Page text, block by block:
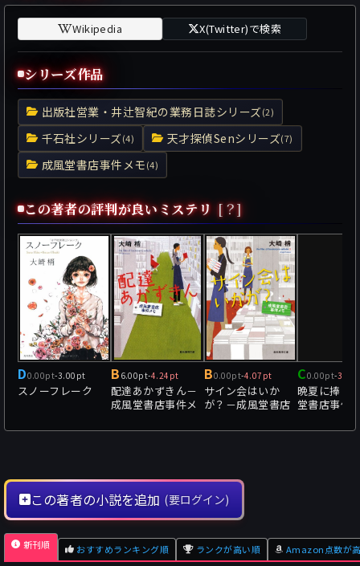
Wikipedia X(Twitter)で検索
シリーズ作品
出版社営業・井辻智紀の業務日誌シリーズ(2)
千石社シリーズ(4) 天才探偵Senシリーズ(7)
成風堂書店事件メモ(4)
この著者の評判が良いミステリ [？]
D0.00pt-3.00pt
スノーフレーク
B 6.00pt-4.24pt
配達あかずきん－
成風堂書店事件メ
B0.00pt-4.07pt
サイン会はいか
が？－成風堂書店
C0.00pt-
晩夏に捧ぐ
堂書店事件
この著者の小説を追加 (要ログイン)
新刊順 おすすめランキング順 ランクが高い順 Amazon点数が